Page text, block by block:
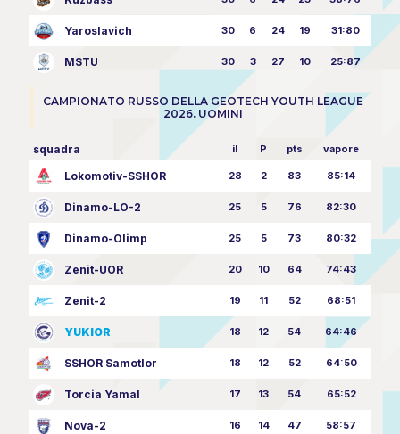
Yaroslavich 30 6 24 19 31:80
MSTU 30 3 27 10 25:87
CAMPIONATO RUSSO DELLA GEOTECH YOUTH LEAGUE
2026. UOMINI
squadra il P pts vapore
Lokomotiv-SSHOR 28 2 83 85:14
Dinamo-LO-2 25 5 76 82:30
Dinamo-Olimp 25 5 73 80:32
Zenit-UOR 20 10 64 74:43
Zenit-2 19 11 52 68:51
YUKIOR 18 12 54 64:46
SSHOR Samotlor 18 12 52 64:50
Torcia Yamal 17 13 54 65:52
Nova-2 16 14 47 58:57